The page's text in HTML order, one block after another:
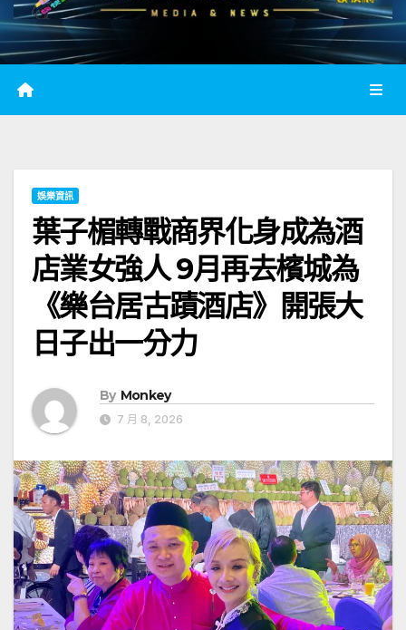
娛樂資訊
葉子楣轉戰商界化身成為酒
店業女強人 9月再去檳城為
《樂台居古蹟酒店》開張大
日子出一分力
By Monkey
7 月 8, 2026